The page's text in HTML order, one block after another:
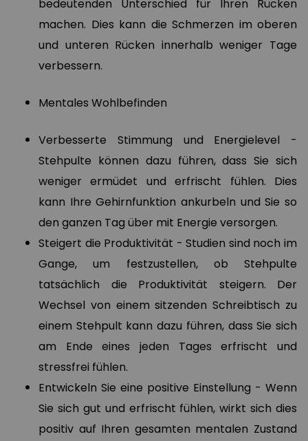
bedeutenden Unterschied für Ihren Rücken
machen. Dies kann die Schmerzen im oberen
und unteren Rücken innerhalb weniger Tage
verbessern.
Mentales Wohlbefinden
Verbesserte Stimmung und Energielevel -
Stehpulte können dazu führen, dass Sie sich
weniger ermüdet und erfrischt fühlen. Dies
kann Ihre Gehirnfunktion ankurbeln und Sie so
den ganzen Tag über mit Energie versorgen.
Steigert die Produktivität - Studien sind noch im
Gange, um festzustellen, ob Stehpulte
tatsächlich die Produktivität steigern. Der
Wechsel von einem sitzenden Schreibtisch zu
einem Stehpult kann dazu führen, dass Sie sich
am Ende eines jeden Tages erfrischt und
stressfrei fühlen.
Entwickeln Sie eine positive Einstellung - Wenn
Sie sich gut und erfrischt fühlen, wirkt sich dies
positiv auf Ihren gesamten mentalen Zustand